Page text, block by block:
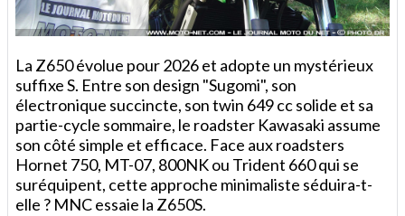
La Z650 évolue pour 2026 et adopte un mystérieux
suffixe S. Entre son design "Sugomi", son
électronique succincte, son twin 649 cc solide et sa
partie-cycle sommaire, le roadster Kawasaki assume
son côté simple et efficace. Face aux roadsters
Hornet 750, MT-07, 800NK ou Trident 660 qui se
suréquipent, cette approche minimaliste séduira-t-
elle ? MNC essaie la Z650S.